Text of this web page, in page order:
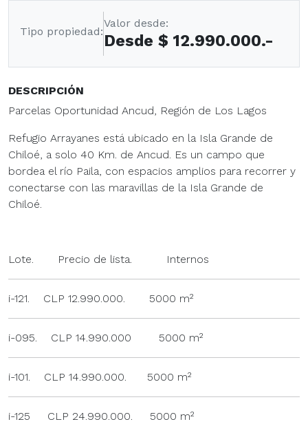
Tipo propiedad:
Valor desde:
Desde $ 12.990.000.-
DESCRIPCIÓN
Parcelas Oportunidad Ancud, Región de Los Lagos
Refugio Arrayanes está ubicado en la Isla Grande de
Chiloé, a solo 40 Km. de Ancud. Es un campo que
bordea el río Paila, con espacios amplios para recorrer y
conectarse con las maravillas de la Isla Grande de
Chiloé.
Lote. Precio de lista. Internos
i-121. CLP 12.990.000. 5000 m²
i-095. CLP 14.990.000 5000 m²
i-101. CLP 14.990.000. 5000 m²
i-125 CLP 24.990.000. 5000 m²